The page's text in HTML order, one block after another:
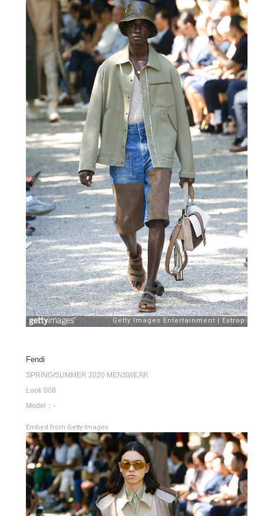
Fendi
SPRING/SUMMER 2020 MENSWEAR
Look 008
Model：-
Embed from Getty Images